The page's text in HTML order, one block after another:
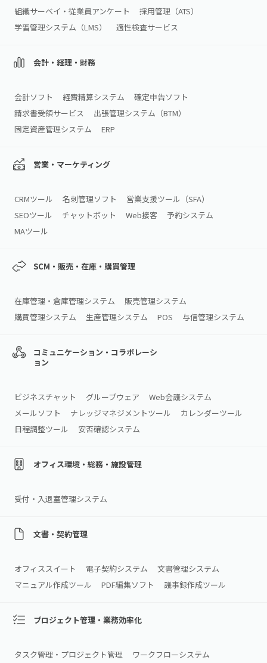
組織サーベイ・従業員アンケート
採用管理（ATS）
学習管理システム（LMS）
適性検査サービス
会計・経理・財務
会計ソフト 経費精算システム
確定申告ソフト
請求書受領サービス
出張管理システム（BTM）
固定資産管理システム
ERP
営業・マーケティング
CRMツール 名刺管理ソフト
営業支援ツール（SFA）
SEOツール
チャットボット Web接客
予約システム
MAツール
SCM・販売・在庫・購買管理
在庫管理・倉庫管理システム
販売管理システム
購買管理システム
生産管理システム POS 与信管理システム
コミュニケーション・コラボレーシ
ョン
ビジネスチャット グループウェア
Web会議システム
メールソフト
ナレッジマネジメントツール
カレンダーツール
日程調整ツール
安否確認システム
オフィス環境・総務・施設管理
受付・入退室管理システム
文書・契約管理
オフィススイート 電子契約システム
文書管理システム
マニュアル作成ツール
PDF編集ソフト 議事録作成ツール
プロジェクト管理・業務効率化
タスク管理・プロジェクト管理
ワークフローシステム